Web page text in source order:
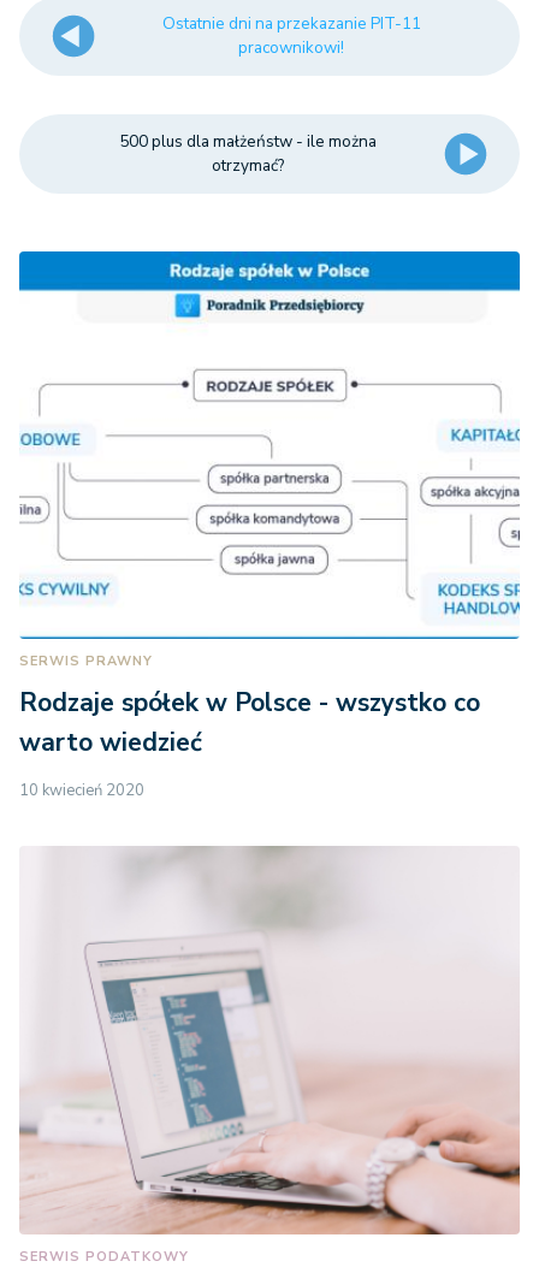
Ostatnie dni na przekazanie PIT-11
pracownikowi!
500 plus dla małżeństw - ile można
otrzymać?
SERWIS PRAWNY
Rodzaje spółek w Polsce - wszystko co
warto wiedzieć
10 kwiecień 2020
SERWIS PODATKOWY